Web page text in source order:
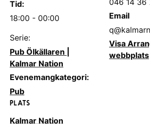
Tid:
18:00 - 00:00
Serie:
Pub Ölkällaren |
Kalmar Nation
Evenemangkategori:
Pub
PLATS
Kalmar Nation
046 14 36
Email
Visa
webbplats